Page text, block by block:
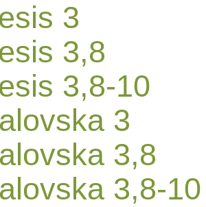
3
3,8
3,8-10
3
3,8
3,8-10